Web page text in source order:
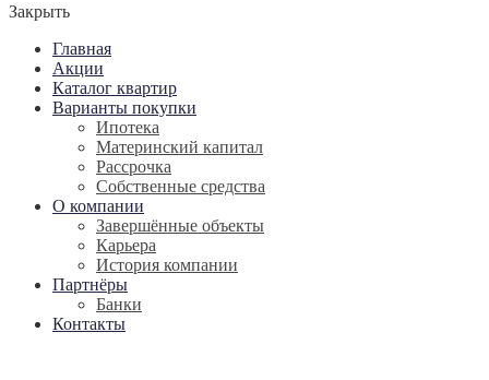
Закрыть
Главная
Акции
Каталог квартир
Варианты покупки
Ипотека
Материнский капитал
Рассрочка
Собственные средства
О компании
Завершённые объекты
Карьера
История компании
Партнёры
Банки
Контакты